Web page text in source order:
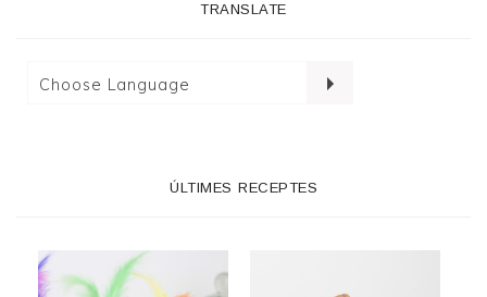
TRANSLATE
ÚLTIMES RECEPTES